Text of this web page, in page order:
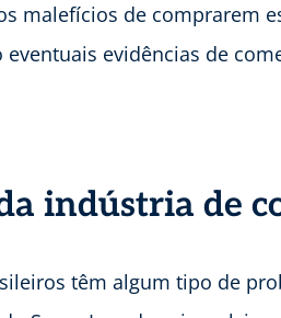
malefícios de comprarem
eventuais evidências de
indústria de
têm algum tipo de